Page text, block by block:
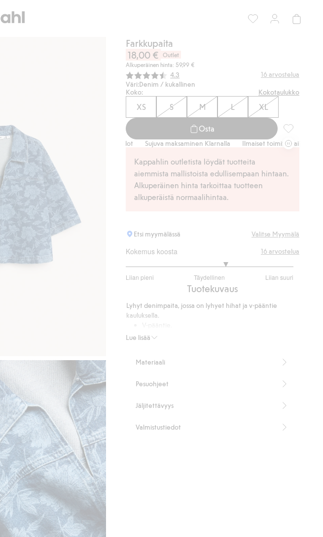
Farkkupaita
18,00 €
Outlet
Alkuperäinen hinta: 59,99 €
Keskimääräinen luokitus:
4.3 16 arvostelua
Väri:Denim / kukallinen
Koko:
Kokotaulukko
XS S M L XL
Osta
Ilmaiset toimitusvaihtoehdot Sujuva maksaminen Klarnalla Ilmaiset toimitusvaihtoehdot
Kappahlin outletista löydät tuotteita
aiemmista mallistoista edullisempaan hintaan.
Alkuperäinen hinta tarkoittaa tuotteen
alkuperäistä normaalihintaa.
Etsi myymälässä Valitse Myymälä
Kokemus koosta
Liian pieni Täydellinen Liian suuri
/
ääneen
16 arvostelua
Tuotekuvaus
Lue lisää
Lyhyt denimpaita, jossa on lyhyet hihat ja v-pääntie
kauluksella.
Lyhyet hihat.
Materiaali
Pesuohjeet
Jäljitettävyys
Valmistustiedot